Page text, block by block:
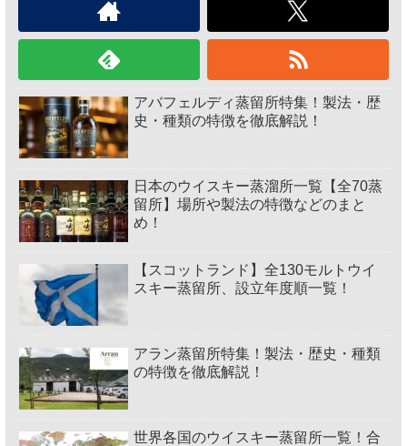
アバフェルディ蒸留所特集！製法・歴
史・種類の特徴を徹底解説！
日本のウイスキー蒸溜所一覧【全70蒸
留所】場所や製法の特徴などのまと
め！
【スコットランド】全130モルトウイ
スキー蒸留所、設立年度順一覧！
アラン蒸留所特集！製法・歴史・種類
の特徴を徹底解説！
世界各国のウイスキー蒸留所一覧！合